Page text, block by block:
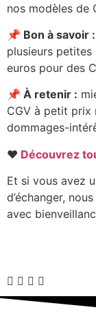
nos modèles de
📌 Bon à savoir :
plusieurs petites
euros pour des
📌 À retenir :
CGV à petit prix
dommages-
❤️ Découvrez
Et si vous avez
d’échanger,
avec